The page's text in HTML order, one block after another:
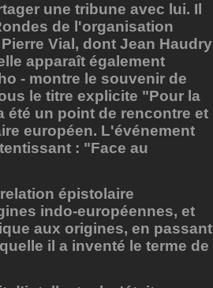
une tribune avec lui. Il
de l'organisation
Vial, dont Jean Haudry
apparaît également
- montre le souvenir de
le titre explicite "Pour la
été un point de rencontre et
européen. L'événement
: "Face au
épistolaire
indo-européennes, et
aux origines, en passant
il a inventé le terme de